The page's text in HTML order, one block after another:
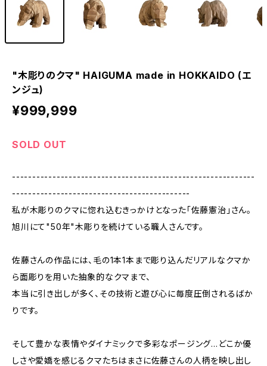
"木彫りのクマ" HAIGUMA made in HOKKAIDO (エ
ンジュ)
¥999,999
SOLD OUT
------------------------------------------------------------
--------------------------------------------
私が木彫りのクマに惚れ込むきっかけとなった「佐藤憲治」さん。
旭川にて"50年"木彫りを続けている職人さんです。
佐藤さんの作品には、毛の1本1本まで彫り込んだリアルなクマか
ら面彫りを用いた抽象的なクマまで、
本当に引き出しが多く、その技術と遊び心に毎度圧倒されるばか
りです。
そして豊かな表情やダイナミックで多彩なポージング…どこか優
しさや愛嬌を感じるクマたちはまさに佐藤さんの人柄を映し出し